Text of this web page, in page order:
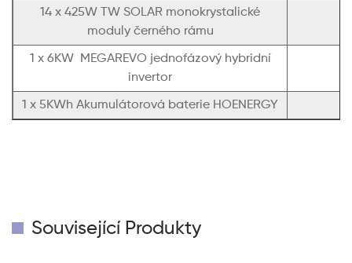
14 x 425W TW SOLAR monokrystalické
moduly černého rámu
1 x 6KW MEGAREVO jednofázový hybridní
invertor
1 x 5KWh Akumulátorová baterie HOENERGY
Související Produkty